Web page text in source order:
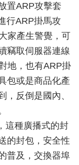
置ARP攻擊套
行ARP掛馬攻
家產生警覺，可
竊取伺服器連線
地，也有ARP掛
包或是商品化產
，反倒是國內、
這種廣播式的封
的封包，安全性
普及，交換器埠